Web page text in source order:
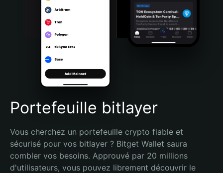
Bahasa Indonesia
Português (Brasil)
Español (Argentina)
Portefeuille bitlayer
Vous cherchez un portefeuille crypto fiable et
sécurisé pour vos bitlayer ? Bitget Wallet saura
combler vos besoins. Approuvé par 20 millions
d'utilisateurs, vous pouvez librement découvrir le